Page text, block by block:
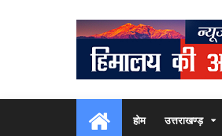
होम उत्तराखण्ड़